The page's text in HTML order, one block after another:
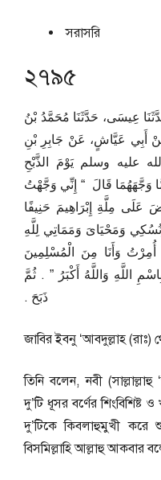
সরাসরি
২৭৯৫
عِيسَى، حَدَّثَنَا مُحَمَّدُ بْنُ
أَبِي عَيَّاشٍ، عَنْ جَابِرِ بْنِ
عليه وسلم يَوْمَ الذَّبْحِ
وَجَّهَهُمَا قَالَ ‏ “‏ إِنِّي وَجَّهْتُ
مِلَّةِ إِبْرَاهِيمَ حَنِيفًا
وَمَحْيَاىَ وَمَمَاتِي لِلَّهِ
وَأَنَا مِنَ الْمُسْلِمِينَ
اللَّهِ وَاللَّهُ أَكْبَرُ ‏”‏ ‏.‏ ثُمَّ
ذَبَحَ ‏.‏
জাবির ইবনু ‘আবদুল্লাহ (রাঃ)
তিনি বলেন, নবী
দু’টি ধূসর বর্ণের শিংবিশিষ্ট
দু’টিকে কিবলাহুমুখী
বিসমিল্লাহি আল্লাহু আকবার